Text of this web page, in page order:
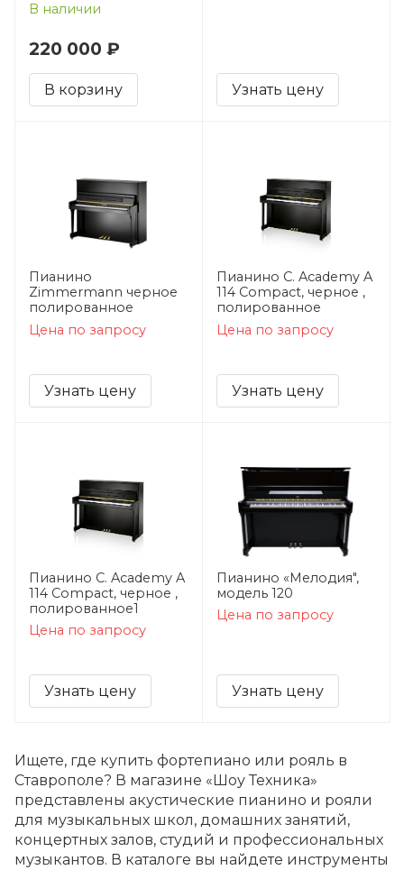
В наличии
220 000 ₽
В корзину Узнать цену
Пианино
Zimmermann черное
полированное
Цена по запросу
Узнать цену
Пианино C. Academy A
114 Compact, черное ,
полированное
Цена по запросу
Узнать цену
Пианино C. Academy A
114 Compact, черное ,
полированное1
Цена по запросу
Узнать цену
Пианино «Мелодия",
модель 120
Цена по запросу
Узнать цену
Ищете, где купить фортепиано или рояль в
Ставрополе? В магазине «Шоу Техника»
представлены акустические пианино и рояли
для музыкальных школ, домашних занятий,
концертных залов, студий и профессиональных
музыкантов. В каталоге вы найдете инструменты